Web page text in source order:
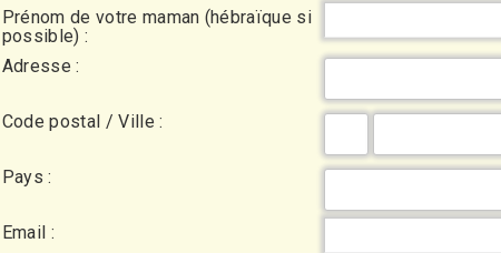
Prénom de votre maman (hébraïque si
possible) :
Adresse :
Code postal / Ville :
Pays :
Email :